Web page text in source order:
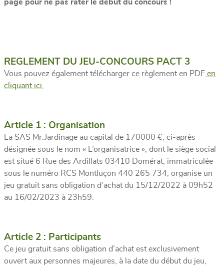
page pour ne pas rater le début du concours !
REGLEMENT DU JEU-CONCOURS PACT 3
Vous pouvez également télécharger ce règlement en PDF en
cliquant ici.
Article 1 : Organisation
La SAS Mr.Jardinage au capital de 170000 €, ci-après
désignée sous le nom « L’organisatrice », dont le siège social
est situé 6 Rue des Ardillats 03410 Domérat, immatriculée
sous le numéro RCS Montluçon 440 265 734, organise un
jeu gratuit sans obligation d’achat du 15/12/2022 à 09h52
au 16/02/2023 à 23h59.
Article 2 : Participants
Ce jeu gratuit sans obligation d’achat est exclusivement
ouvert aux personnes majeures, à la date du début du jeu,